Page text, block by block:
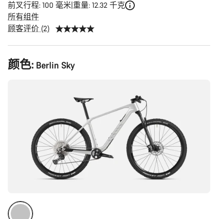
前叉行程: 100 毫米 重量: 12.32 千克
所有组件
顾客评价 (2)
产
品
颜色: Berlin Sky